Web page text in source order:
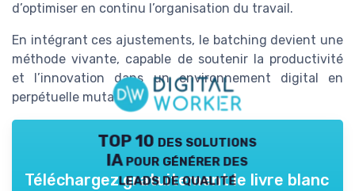
d’optimiser en continu l’organisation du travail.
En intégrant ces ajustements, le batching devient une
méthode vivante, capable de soutenir la productivité
et l’innovation dans un environnement digital en
perpétuelle mutation.
TOP 10 des solutions
IA pour générer des
leads de qualité
Téléchargez gratuitement le livre blanc